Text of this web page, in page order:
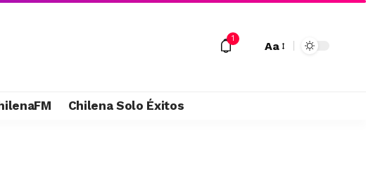
1
Aa
Chilena Solo Éxitos